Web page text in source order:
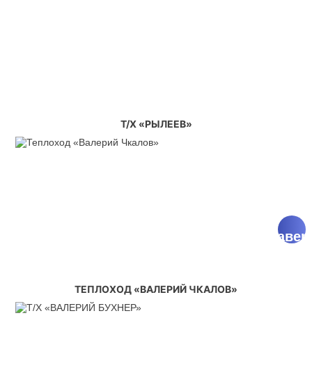
Т/Х «РЫЛЕЕВ»
ТЕПЛОХОД «ВАЛЕРИЙ ЧКАЛОВ»